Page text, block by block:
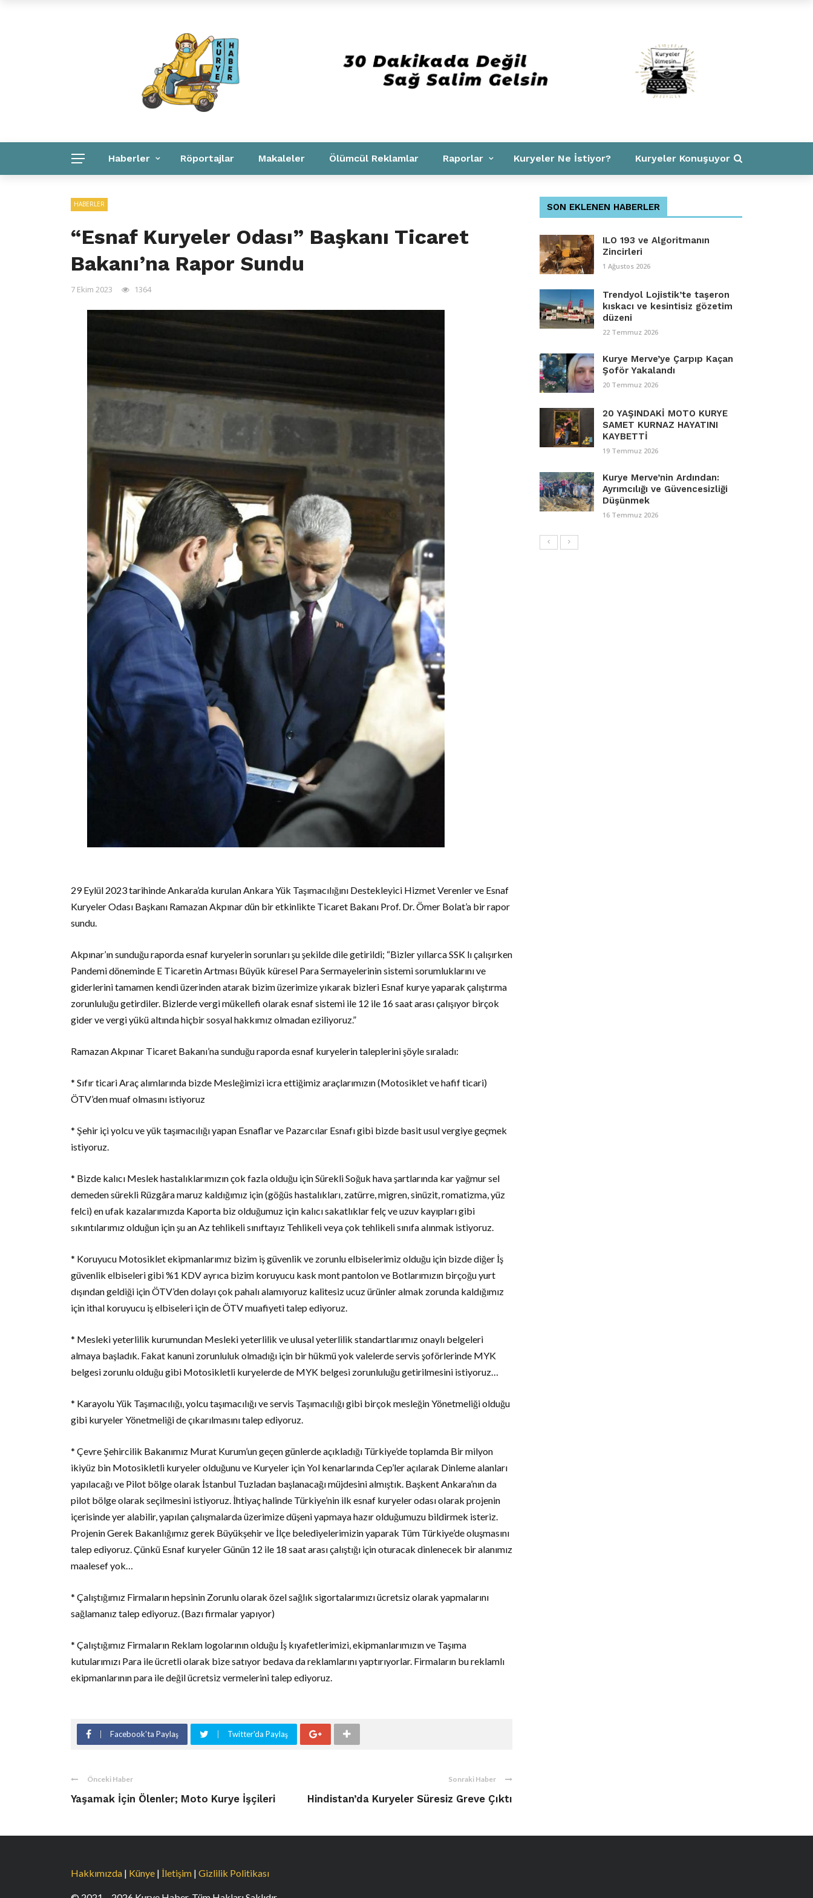
Haberler Röportajlar Makaleler Ölümcül Reklamlar Raporlar Kuryeler Ne İstiyor? Kuryeler Konuşuyor
HABERLER
“Esnaf Kuryeler Odası” Başkanı Ticaret
Bakanı’na Rapor Sundu
7 Ekim 2023 1364
29 Eylül 2023 tarihinde Ankara’da kurulan Ankara Yük Taşımacılığını Destekleyici Hizmet Verenler ve Esnaf
Kuryeler Odası Başkanı Ramazan Akpınar dün bir etkinlikte Ticaret Bakanı Prof. Dr. Ömer Bolat’a bir rapor
sundu.
Akpınar’ın sunduğu raporda esnaf kuryelerin sorunları şu şekilde dile getirildi; “Bizler yıllarca SSK lı çalışırken
Pandemi döneminde E Ticaretin Artması Büyük küresel Para Sermayelerinin sistemi sorumluklarını ve
giderlerini tamamen kendi üzerinden atarak bizim üzerimize yıkarak bizleri Esnaf kurye yaparak çalıştırma
zorunluluğu getirdiler. Bizlerde vergi mükellefi olarak esnaf sistemi ile 12 ile 16 saat arası çalışıyor birçok
gider ve vergi yükü altında hiçbir sosyal hakkımız olmadan eziliyoruz.”
Ramazan Akpınar Ticaret Bakanı’na sunduğu raporda esnaf kuryelerin taleplerini şöyle sıraladı:
* Sıfır ticari Araç alımlarında bizde Mesleğimizi icra ettiğimiz araçlarımızın (Motosiklet ve hafif ticari)
ÖTV’den muaf olmasını istiyoruz
* Şehir içi yolcu ve yük taşımacılığı yapan Esnaflar ve Pazarcılar Esnafı gibi bizde basit usul vergiye geçmek
istiyoruz.
* Bizde kalıcı Meslek hastalıklarımızın çok fazla olduğu için Sürekli Soğuk hava şartlarında kar yağmur sel
demeden sürekli Rüzgâra maruz kaldığımız için (göğüs hastalıkları, zatürre, migren, sinüzit, romatizma, yüz
felci) en ufak kazalarımızda Kaporta biz olduğumuz için kalıcı sakatlıklar felç ve uzuv kayıpları gibi
sıkıntılarımız olduğun için şu an Az tehlikeli sınıftayız Tehlikeli veya çok tehlikeli sınıfa alınmak istiyoruz.
* Koruyucu Motosiklet ekipmanlarımız bizim iş güvenlik ve zorunlu elbiselerimiz olduğu için bizde diğer İş
güvenlik elbiseleri gibi %1 KDV ayrıca bizim koruyucu kask mont pantolon ve Botlarımızın birçoğu yurt
dışından geldiği için ÖTV’den dolayı çok pahalı alamıyoruz kalitesiz ucuz ürünler almak zorunda kaldığımız
için ithal koruyucu iş elbiseleri için de ÖTV muafiyeti talep ediyoruz.
* Mesleki yeterlilik kurumundan Mesleki yeterlilik ve ulusal yeterlilik standartlarımız onaylı belgeleri
almaya başladık. Fakat kanuni zorunluluk olmadığı için bir hükmü yok valelerde servis şoförlerinde MYK
belgesi zorunlu olduğu gibi Motosikletli kuryelerde de MYK belgesi zorunluluğu getirilmesini istiyoruz…
* Karayolu Yük Taşımacılığı, yolcu taşımacılığı ve servis Taşımacılığı gibi birçok mesleğin Yönetmeliği olduğu
gibi kuryeler Yönetmeliği de çıkarılmasını talep ediyoruz.
* Çevre Şehircilik Bakanımız Murat Kurum’un geçen günlerde açıkladığı Türkiye’de toplamda Bir milyon
ikiyüz bin Motosikletli kuryeler olduğunu ve Kuryeler için Yol kenarlarında Cep’ler açılarak Dinleme alanları
yapılacağı ve Pilot bölge olarak İstanbul Tuzladan başlanacağı müjdesini almıştık. Başkent Ankara’nın da
pilot bölge olarak seçilmesini istiyoruz. İhtiyaç halinde Türkiye’nin ilk esnaf kuryeler odası olarak projenin
içerisinde yer alabilir, yapılan çalışmalarda üzerimize düşeni yapmaya hazır olduğumuzu bildirmek isteriz.
Projenin Gerek Bakanlığımız gerek Büyükşehir ve İlçe belediyelerimizin yaparak Tüm Türkiye’de oluşmasını
talep ediyoruz. Çünkü Esnaf kuryeler Günün 12 ile 18 saat arası çalıştığı için oturacak dinlenecek bir alanımız
maalesef yok…
* Çalıştığımız Firmaların hepsinin Zorunlu olarak özel sağlık sigortalarımızı ücretsiz olarak yapmalarını
sağlamanız talep ediyoruz. (Bazı firmalar yapıyor)
* Çalıştığımız Firmaların Reklam logolarının olduğu İş kıyafetlerimizi, ekipmanlarımızın ve Taşıma
kutularımızı Para ile ücretli olarak bize satıyor bedava da reklamlarını yaptırıyorlar. Firmaların bu reklamlı
ekipmanlarının para ile değil ücretsiz vermelerini talep ediyoruz.
Facebook'ta Paylaş Twitter'da Paylaş
Önceki Haber
Yaşamak İçin Ölenler; Moto Kurye İşçileri
Sonraki Haber
Hindistan’da Kuryeler Süresiz Greve Çıktı
SON EKLENEN HABERLER
ILO 193 ve Algoritmanın
Zincirleri
1 Ağustos 2026
Trendyol Lojistik’te taşeron
kıskacı ve kesintisiz gözetim
düzeni
22 Temmuz 2026
Kurye Merve’ye Çarpıp Kaçan
Şoför Yakalandı
20 Temmuz 2026
20 YAŞINDAKİ MOTO KURYE
SAMET KURNAZ HAYATINI
KAYBETTİ
19 Temmuz 2026
Kurye Merve’nin Ardından:
Ayrımcılığı ve Güvencesizliği
Düşünmek
16 Temmuz 2026
Hakkımızda | Künye | İletişim | Gizlilik Politikası